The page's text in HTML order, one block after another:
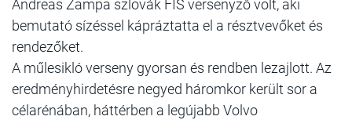
Andreas Zampa szlovák FIS versenyző volt, aki
bemutató sízéssel kápráztatta el a résztvevőket és
rendezőket.
A műlesikló verseny gyorsan és rendben lezajlott. Az
eredményhirdetésre negyed háromkor került sor a
célarénában, háttérben a legújabb Volvo